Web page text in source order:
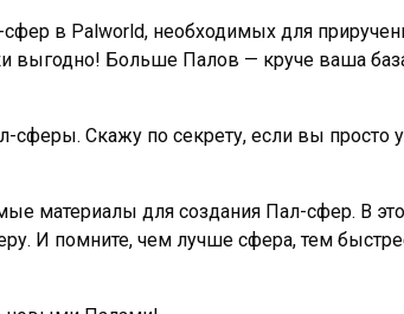
в Palworld, необходимых для
выгодно! Больше Палов — круче ваша
Скажу по секрету, если вы просто
материалы для создания Пал-сфер. В
И помните, чем лучше сфера, тем